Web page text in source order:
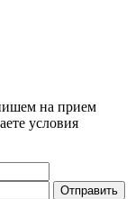
на прием
условия